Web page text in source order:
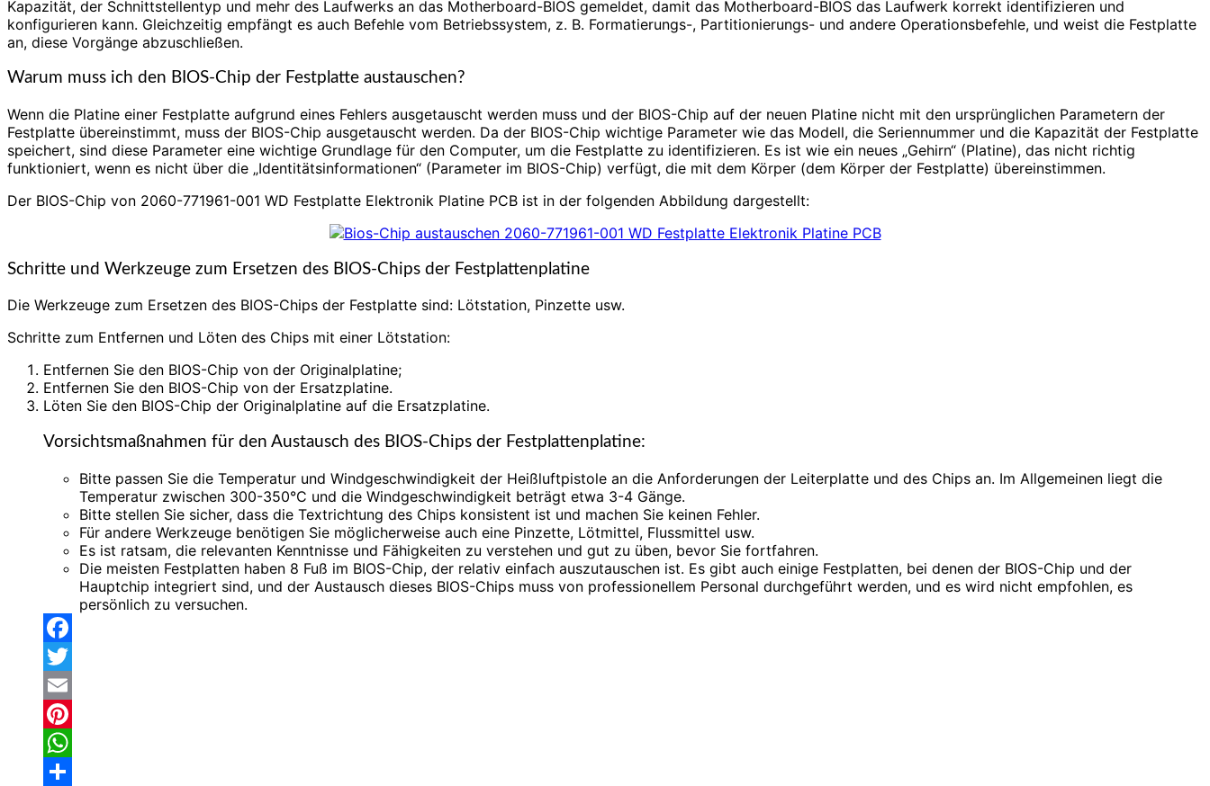
Kapazität, der Schnittstellentyp und mehr des Laufwerks an das Motherboard-BIOS gemeldet, damit das Motherboard-BIOS das Laufwerk korrekt identifizieren und
konfigurieren kann. Gleichzeitig empfängt es auch Befehle vom Betriebssystem, z. B. Formatierungs-, Partitionierungs- und andere Operationsbefehle, und weist die Festplatte
an, diese Vorgänge abzuschließen.
Warum muss ich den BIOS-Chip der Festplatte austauschen?
Wenn die Platine einer Festplatte aufgrund eines Fehlers ausgetauscht werden muss und der BIOS-Chip auf der neuen Platine nicht mit den ursprünglichen Parametern der
Festplatte übereinstimmt, muss der BIOS-Chip ausgetauscht werden. Da der BIOS-Chip wichtige Parameter wie das Modell, die Seriennummer und die Kapazität der Festplatte
speichert, sind diese Parameter eine wichtige Grundlage für den Computer, um die Festplatte zu identifizieren. Es ist wie ein neues „Gehirn“ (Platine), das nicht richtig
funktioniert, wenn es nicht über die „Identitätsinformationen“ (Parameter im BIOS-Chip) verfügt, die mit dem Körper (dem Körper der Festplatte) übereinstimmen.
Der BIOS-Chip von 2060-771961-001 WD Festplatte Elektronik Platine PCB ist in der folgenden Abbildung dargestellt:
Schritte und Werkzeuge zum Ersetzen des BIOS-Chips der Festplattenplatine
Die Werkzeuge zum Ersetzen des BIOS-Chips der Festplatte sind: Lötstation, Pinzette usw.
Schritte zum Entfernen und Löten des Chips mit einer Lötstation:
Entfernen Sie den BIOS-Chip von der Originalplatine;
Entfernen Sie den BIOS-Chip von der Ersatzplatine.
Löten Sie den BIOS-Chip der Originalplatine auf die Ersatzplatine.
Vorsichtsmaßnahmen für den Austausch des BIOS-Chips der Festplattenplatine:
Bitte passen Sie die Temperatur und Windgeschwindigkeit der Heißluftpistole an die Anforderungen der Leiterplatte und des Chips an. Im Allgemeinen liegt die
Temperatur zwischen 300-350°C und die Windgeschwindigkeit beträgt etwa 3-4 Gänge.
Bitte stellen Sie sicher, dass die Textrichtung des Chips konsistent ist und machen Sie keinen Fehler.
Für andere Werkzeuge benötigen Sie möglicherweise auch eine Pinzette, Lötmittel, Flussmittel usw.
Es ist ratsam, die relevanten Kenntnisse und Fähigkeiten zu verstehen und gut zu üben, bevor Sie fortfahren.
Die meisten Festplatten haben 8 Fuß im BIOS-Chip, der relativ einfach auszutauschen ist. Es gibt auch einige Festplatten, bei denen der BIOS-Chip und der
Hauptchip integriert sind, und der Austausch dieses BIOS-Chips muss von professionellem Personal durchgeführt werden, und es wird nicht empfohlen, es
persönlich zu versuchen.
Facebook
Twitter
Email
Pinterest
WhatsApp